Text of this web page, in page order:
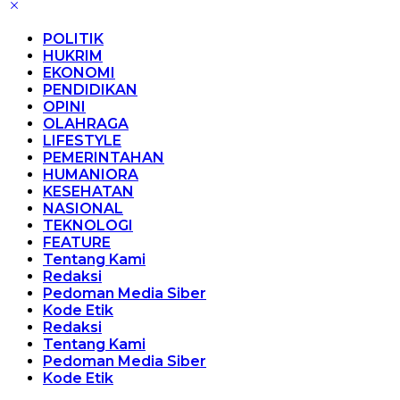
POLITIK
HUKRIM
EKONOMI
PENDIDIKAN
OPINI
OLAHRAGA
LIFESTYLE
PEMERINTAHAN
HUMANIORA
KESEHATAN
NASIONAL
TEKNOLOGI
FEATURE
Tentang Kami
Redaksi
Pedoman Media Siber
Kode Etik
Redaksi
Tentang Kami
Pedoman Media Siber
Kode Etik